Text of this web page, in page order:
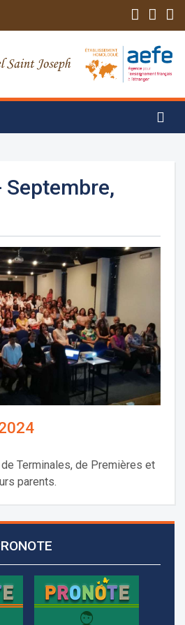
Septembre,
Terminales, de Premières et
parents.
des rendez-vous fixés à